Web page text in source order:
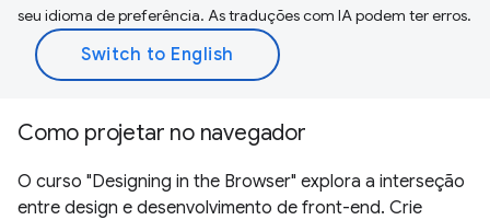
seu idioma de preferência. As traduções com IA podem ter erros.
Como projetar no navegador
O curso "Designing in the Browser" explora a interseção
entre design e desenvolvimento de front-end. Crie